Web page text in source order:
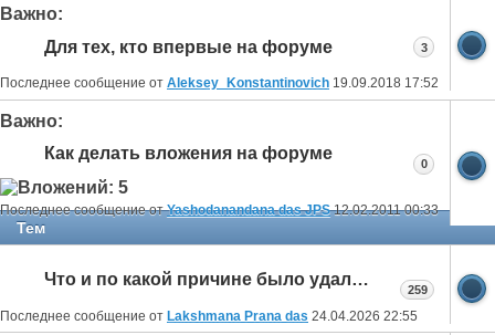
Важно:
Для тех, кто впервые на форуме
Последнее сообщение от Aleksey_Konstantinovich 19.09.2018 17:52
3
Важно:
Как делать вложения на форуме
Последнее сообщение отYashodanandana das JPS12.02.201100:33
0
Тем
Что и по какой причине было удалено
Последнее сообщение от Lakshmana Prana das 24.04.2026 22:55
259